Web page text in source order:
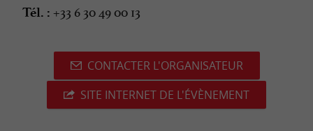
Tél. : +33 6 30 49 00 13
CONTACTER L'ORGANISATEUR
SITE INTERNET DE L'ÉVÈNEMENT